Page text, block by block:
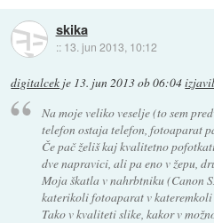
skika
:: 13. jun 2013, 10:12
digitalcek je 13. jun 2013 ob 06:04
Na moje veliko veselje (to sem
telefon ostaja telefon, fotoaparat
Če pač želiš kaj kvalitetno
dve napravici, ali pa eno v žepu,
Moja škatla v nahrbtniku (Canon
katerikoli fotoaparat v
Tako v kvaliteti slike, kakor v